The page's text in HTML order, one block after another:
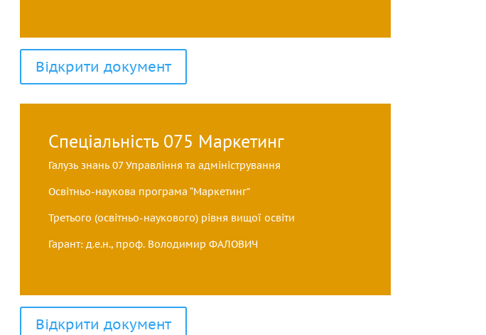
Відкрити документ
Спеціальність 075 Маркетинг
Галузь знань 07 Управління та адміністрування
Освітньо-наукова програма “Маркетинг”
Третього (освітньо-наукового) рівня вищої освіти
Гарант: д.е.н., проф. Володимир ФАЛОВИЧ
Відкрити документ